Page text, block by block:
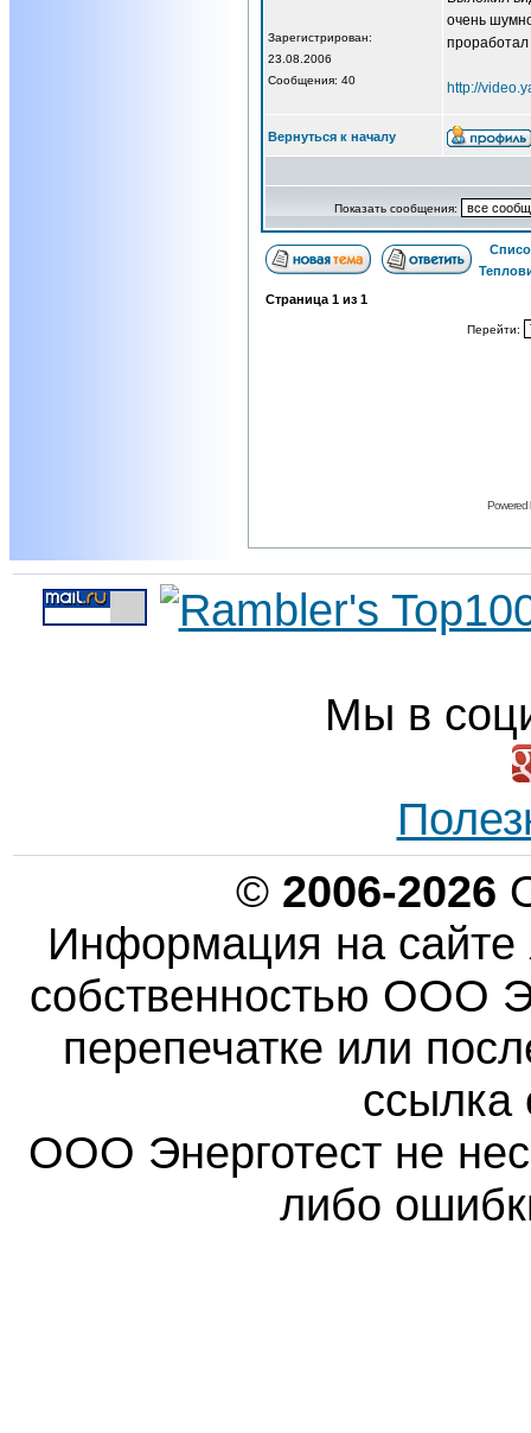
Зарегистрирован:
23.08.2006
Сообщения: 40
очень
http://
Вернуться к началу
Показать сообщения:
Страница 1 из 1
Перейти:
Powered
Мы в
© 2006-2026
Информация на сайте
собственностью ООО
перепечатке или
ссылка
ООО Энерготест не
либо